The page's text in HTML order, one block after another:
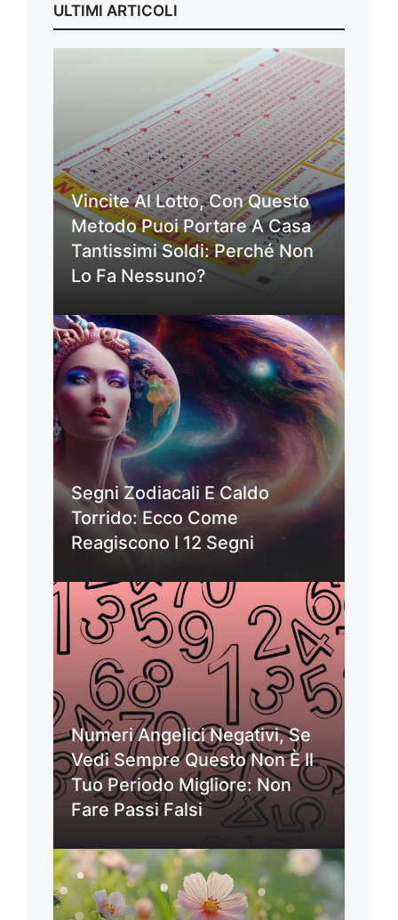
ULTIMI ARTICOLI
Vincite Al Lotto, Con Questo
Metodo Puoi Portare A Casa
Tantissimi Soldi: Perché Non
Lo Fa Nessuno?
Segni Zodiacali E Caldo
Torrido: Ecco Come
Reagiscono I 12 Segni
Numeri Angelici Negativi, Se
Vedi Sempre Questo Non È Il
Tuo Periodo Migliore: Non
Fare Passi Falsi